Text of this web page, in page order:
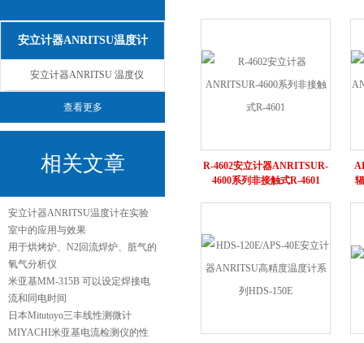
安立计器ANRITSU温度计
安立计器ANRITSU 温度仪
查看更多
相关文章
安立计器ANRITSU温度计在实验
室中的应用与效果
用于烘烤炉、N2回流焊炉、脏气的
氧气分析仪
米亚基MM-315B 可以设定焊接电
流和同电时间
日本Mitutoyo三丰线性测微计
MIYACHI米亚基电流检测仪的性
R-4602安立计器ANRITSUR-
4600系列非接触式R-4601